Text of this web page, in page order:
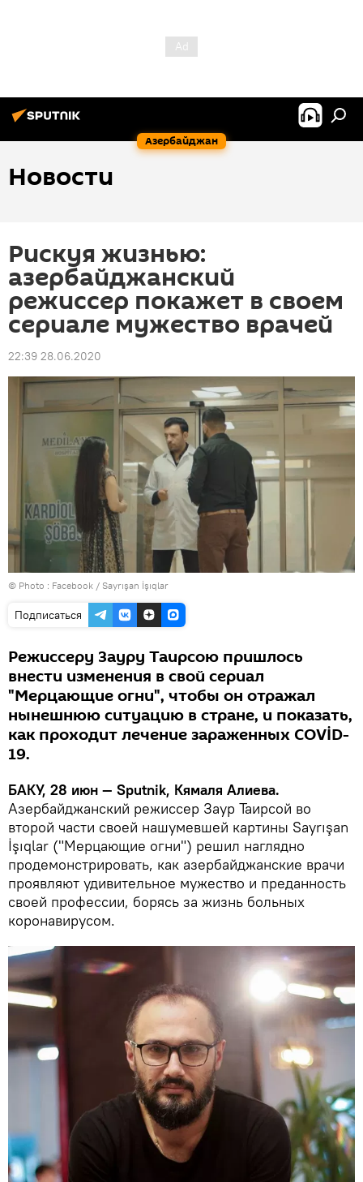
Азербайджан
Новости
Рискуя жизнью:
азербайджанский
режиссер покажет в своем
сериале мужество врачей
22:39 28.06.2020
© Photo : Facebook / Sayrışan İşıqlar
Подписаться
Режиссеру Зауру Таирсою пришлось
внести изменения в свой сериал
"Мерцающие огни", чтобы он отражал
нынешнюю ситуацию в стране, и показать,
как проходит лечение зараженных COVİD-
19.
БАКУ, 28 июн — Sputnik, Кямаля Алиева.
Азербайджанский режиссер Заур Таирсой во
второй части своей нашумевшей картины Sayrışan
İşıqlar ("Мерцающие огни") решил наглядно
продемонстрировать, как азербайджанские врачи
проявляют удивительное мужество и преданность
своей профессии, борясь за жизнь больных
коронавирусом.